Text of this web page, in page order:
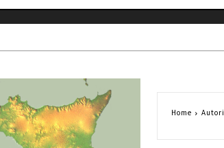
Home Autori